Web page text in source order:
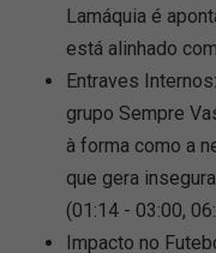
Lamáquia é
está alinhado
Entraves
grupo Sempre
à forma como a
que gera
(01:14 - 03:00,
Impacto no